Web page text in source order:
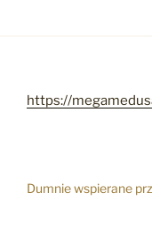
https://
Dumnie wspierane